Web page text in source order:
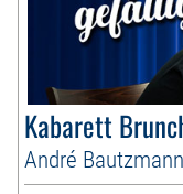
Kabarett
André